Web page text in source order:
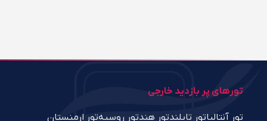
تورهای پر بازدید خارجی
تور آنتالیاتور تایلندتور هندتور روسیهتور ارمنستان